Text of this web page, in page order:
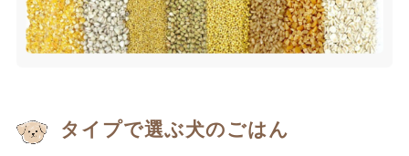
タイプで選ぶ犬のごはん